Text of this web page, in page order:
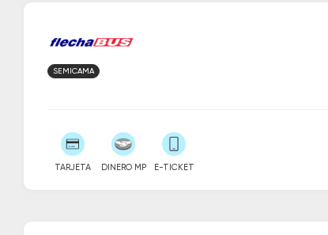
SEMICAMA
TARJETA DINERO MP E-TICKET